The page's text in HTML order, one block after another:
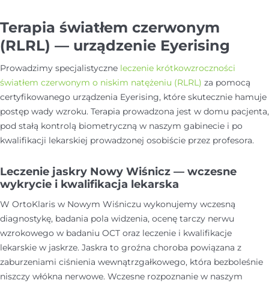
Terapia światłem czerwonym
(RLRL) — urządzenie Eyerising
Prowadzimy specjalistyczne leczenie krótkowzroczności
światłem czerwonym o niskim natężeniu (RLRL) za pomocą
certyfikowanego urządzenia Eyerising, które skutecznie hamuje
postęp wady wzroku. Terapia prowadzona jest w domu pacjenta,
pod stałą kontrolą biometryczną w naszym gabinecie i po
kwalifikacji lekarskiej prowadzonej osobiście przez profesora.
Leczenie jaskry Nowy Wiśnicz — wczesne
wykrycie i kwalifikacja lekarska
W OrtoKlaris w Nowym Wiśniczu wykonujemy wczesną
diagnostykę, badania pola widzenia, ocenę tarczy nerwu
wzrokowego w badaniu OCT oraz leczenie i kwalifikacje
lekarskie w jaskrze. Jaskra to groźna choroba powiązana z
zaburzeniami ciśnienia wewnątrzgałkowego, która bezboleśnie
niszczy włókna nerwowe. Wczesne rozpoznanie w naszym